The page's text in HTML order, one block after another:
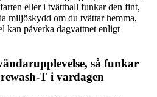
eller i tvätthall funkar den fint,
miljöskydd om du tvättar hemma,
kan påverka dagvattnet enligt
så funkar
T i vardagen